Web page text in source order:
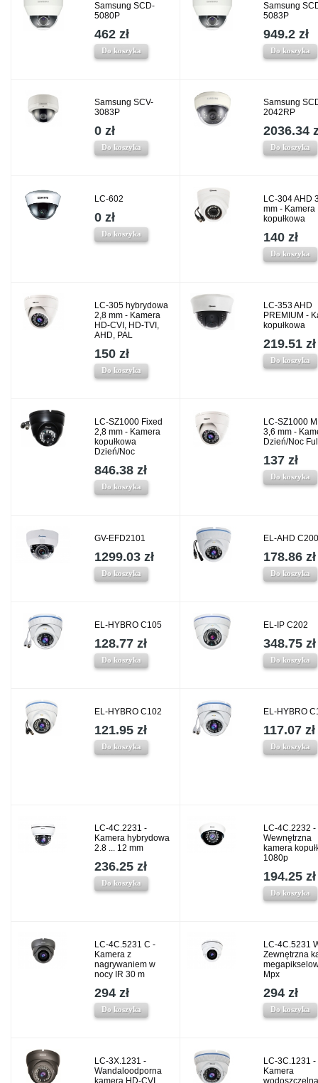
Samsung SCD-
5080P
462 zł
Do koszyka
Samsung
5083P
949.2 zł
Do koszyka
Samsung SCV-
3083P
0 zł
Do koszyka
Samsung
2042RP
2036.34
Do koszyka
LC-602
0 zł
Do koszyka
LC-304 AHD
mm - Kamera
kopułkowa
140 zł
Do koszyka
LC-305 hybrydowa
2,8 mm - Kamera
HD-CVI, HD-TVI,
AHD, PAL
150 zł
Do koszyka
LC-353 AHD
PREMIUM -
kopułkowa
219.51 zł
Do koszyka
LC-SZ1000 Fixed
2,8 mm - Kamera
kopułkowa
Dzień/Noc
846.38 zł
Do koszyka
LC-SZ1000
3,6 mm -
Dzień/Noc
137 zł
Do koszyka
GV-EFD2101
1299.03 zł
Do koszyka
EL-AHD C200
178.86 zł
Do koszyka
EL-HYBRO C105
128.77 zł
Do koszyka
EL-IP C202
348.75 zł
Do koszyka
EL-HYBRO C102
121.95 zł
Do koszyka
EL-HYBRO
117.07 zł
Do koszyka
LC-4C.2231 -
Kamera hybrydowa
2.8 ... 12 mm
236.25 zł
Do koszyka
LC-4C.2232 -
Wewnętrzna
kamera
1080p
194.25 zł
Do koszyka
LC-4C.5231 C -
Kamera z
nagrywaniem w
nocy IR 30 m
294 zł
Do koszyka
LC-4C.5231
Zewnętrzna
Mpx
294 zł
Do koszyka
LC-3X.1231 -
Wandaloodporna
kamera HD-CVI
LC-3C.1231 -
Kamera
wodoszczelna